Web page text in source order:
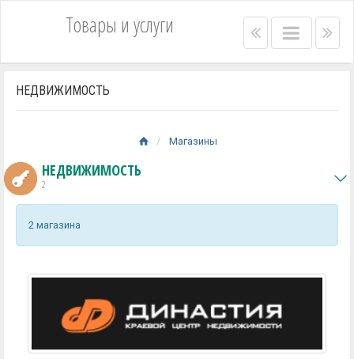
Товары и услуги Left
bar
Main
menu
Right
menu
bar
НЕДВИЖИМОСТЬ
Магазины
НЕДВИЖИМОСТЬ
2
2 магазина